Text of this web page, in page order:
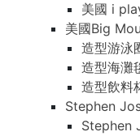
美國 i
美國Big
造型游泳
造型海灘
造型飲料
Stephen
Stephen